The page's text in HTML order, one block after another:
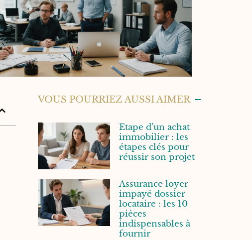
VOUS POURRIEZ AUSSI AIMER
Etape d’un achat
immobilier : les
étapes clés pour
réussir son projet
Assurance loyer
impayé dossier
locataire : les 10
pièces
indispensables à
fournir